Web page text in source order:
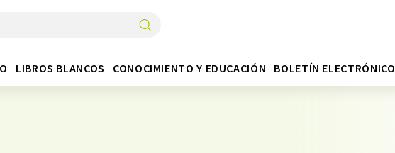
LIBROS BLANCOS CONOCIMIENTO Y EDUCACIÓN BOLETÍN ELECTRÓNICO